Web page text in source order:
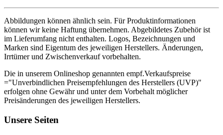
Abbildungen können ähnlich sein. Für Produktinformationen
können wir keine Haftung übernehmen. Abgebildetes Zubehör ist
im Lieferumfang nicht enthalten. Logos, Bezeichnungen und
Marken sind Eigentum des jeweiligen Herstellers. Änderungen,
Irrtümer und Zwischenverkauf vorbehalten.
Die in unserem Onlineshop genannten empf.Verkaufspreise
="Unverbindlichen Preisempfehlungen des Herstellers (UVP)"
erfolgen ohne Gewähr und unter dem Vorbehalt möglicher
Preisänderungen des jeweiligen Herstellers.
Unsere Seiten